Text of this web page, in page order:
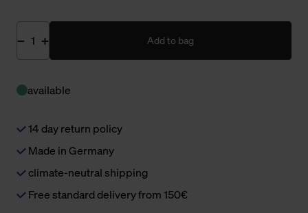
Add to bag
available
14 day return policy
Made in Germany
climate-neutral shipping
Free standard delivery from 150€